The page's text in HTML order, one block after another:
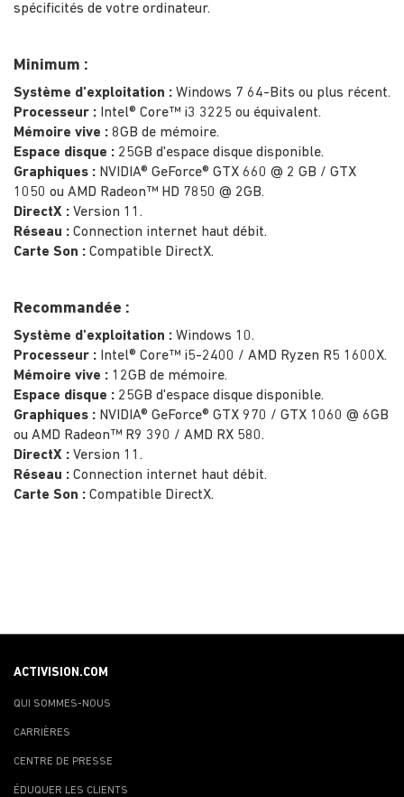
spécificités de votre ordinateur.
Minimum :
Système d'exploitation : Windows 7 64-Bits ou plus récent.
Processeur : Intel® Core™ i3 3225 ou équivalent.
Mémoire vive : 8GB de mémoire.
Espace disque : 25GB d'espace disque disponible.
Graphiques : NVIDIA® GeForce® GTX 660 @ 2 GB / GTX
1050 ou AMD Radeon™ HD 7850 @ 2GB.
DirectX : Version 11.
Réseau : Connection internet haut débit.
Carte Son : Compatible DirectX.
Recommandée :
Système d'exploitation : Windows 10.
Processeur : Intel® Core™ i5-2400 / AMD Ryzen R5 1600X.
Mémoire vive : 12GB de mémoire.
Espace disque : 25GB d'espace disque disponible.
Graphiques : NVIDIA® GeForce® GTX 970 / GTX 1060 @ 6GB
ou AMD Radeon™ R9 390 / AMD RX 580.
DirectX : Version 11.
Réseau : Connection internet haut débit.
Carte Son : Compatible DirectX.
ACTIVISION.COM
QUI SOMMES-NOUS
CARRIÈRES
CENTRE DE PRESSE
ÉDUQUER LES CLIENTS